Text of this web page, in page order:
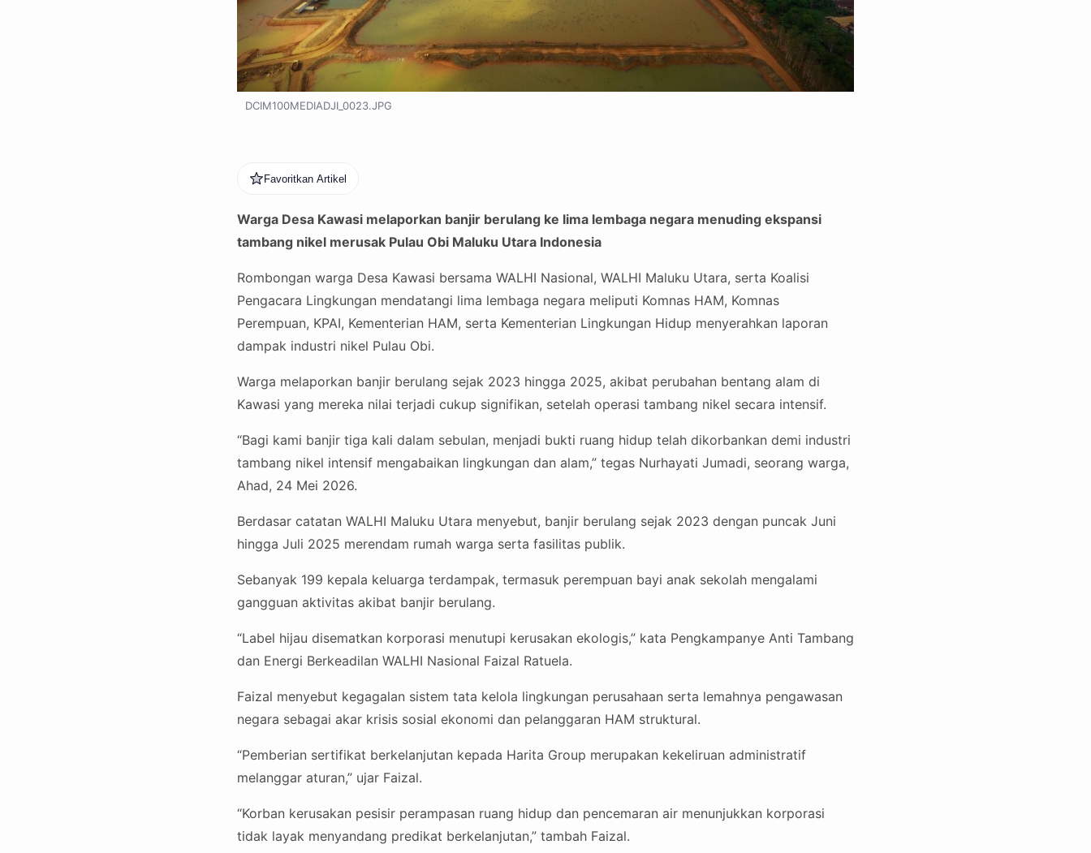
DCIM100MEDIADJI_0023.JPG
Favoritkan Artikel
Warga Desa Kawasi melaporkan banjir berulang ke lima lembaga negara menuding ekspansi
tambang nikel merusak Pulau Obi Maluku Utara Indonesia
Rombongan warga Desa Kawasi bersama WALHI Nasional, WALHI Maluku Utara, serta Koalisi
Pengacara Lingkungan mendatangi lima lembaga negara meliputi Komnas HAM, Komnas
Perempuan, KPAI, Kementerian HAM, serta Kementerian Lingkungan Hidup menyerahkan laporan
dampak industri nikel Pulau Obi.
Warga melaporkan banjir berulang sejak 2023 hingga 2025, akibat perubahan bentang alam di
Kawasi yang mereka nilai terjadi cukup signifikan, setelah operasi tambang nikel secara intensif.
“Bagi kami banjir tiga kali dalam sebulan, menjadi bukti ruang hidup telah dikorbankan demi industri
tambang nikel intensif mengabaikan lingkungan dan alam,” tegas Nurhayati Jumadi, seorang warga,
Ahad, 24 Mei 2026.
Berdasar catatan WALHI Maluku Utara menyebut, banjir berulang sejak 2023 dengan puncak Juni
hingga Juli 2025 merendam rumah warga serta fasilitas publik.
Sebanyak 199 kepala keluarga terdampak, termasuk perempuan bayi anak sekolah mengalami
gangguan aktivitas akibat banjir berulang.
“Label hijau disematkan korporasi menutupi kerusakan ekologis,” kata Pengkampanye Anti Tambang
dan Energi Berkeadilan WALHI Nasional Faizal Ratuela.
Faizal menyebut kegagalan sistem tata kelola lingkungan perusahaan serta lemahnya pengawasan
negara sebagai akar krisis sosial ekonomi dan pelanggaran HAM struktural.
“Pemberian sertifikat berkelanjutan kepada Harita Group merupakan kekeliruan administratif
melanggar aturan,” ujar Faizal.
“Korban kerusakan pesisir perampasan ruang hidup dan pencemaran air menunjukkan korporasi
tidak layak menyandang predikat berkelanjutan,” tambah Faizal.